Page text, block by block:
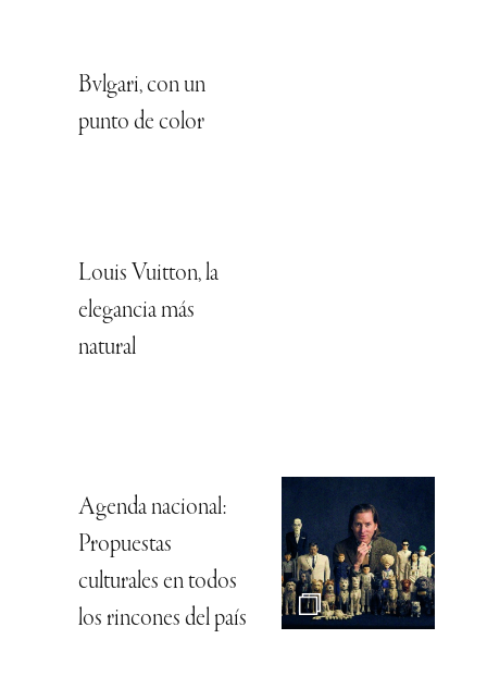
Bvlgari, con un
punto de color
Louis Vuitton, la
elegancia más
natural
Agenda nacional:
Propuestas
culturales en todos
los rincones del país